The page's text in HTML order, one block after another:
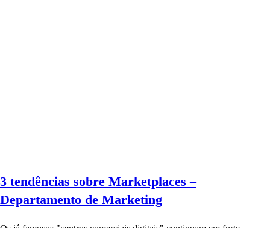
3 tendências sobre Marketplaces –
Departamento de Marketing